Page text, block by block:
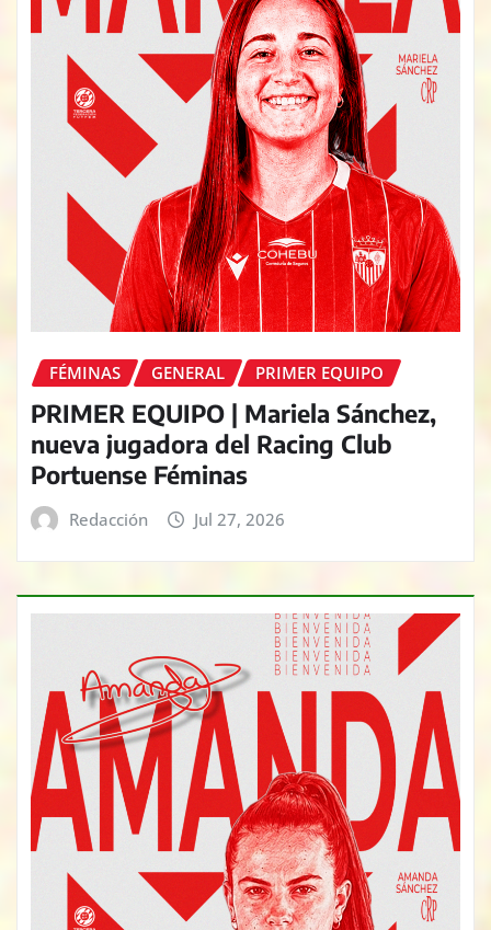
FÉMINAS GENERAL PRIMER EQUIPO
PRIMER EQUIPO | Mariela Sánchez,
nueva jugadora del Racing Club
Portuense Féminas
Redacción Jul 27, 2026